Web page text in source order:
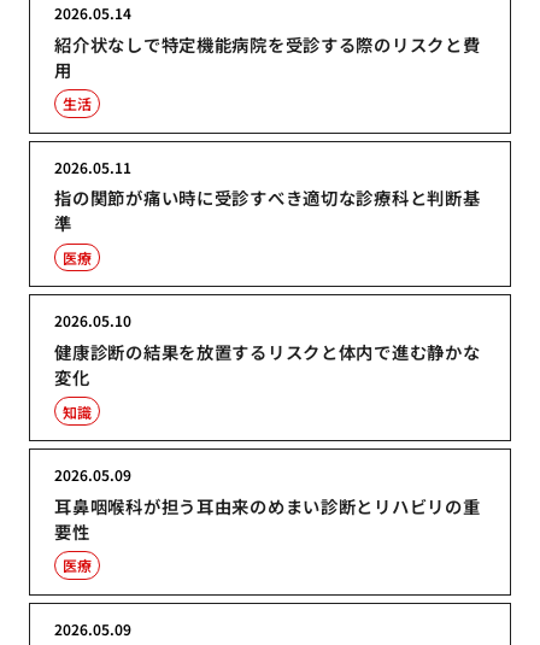
紹介状なしで特定機能病院を受診する際のリスクと費
用
2026.05.14
生活
指の関節が痛い時に受診すべき適切な診療科と判断基
準
2026.05.11
医療
健康診断の結果を放置するリスクと体内で進む静かな
変化
2026.05.10
知識
耳鼻咽喉科が担う耳由来のめまい診断とリハビリの重
要性
2026.05.09
医療
2026.05.09